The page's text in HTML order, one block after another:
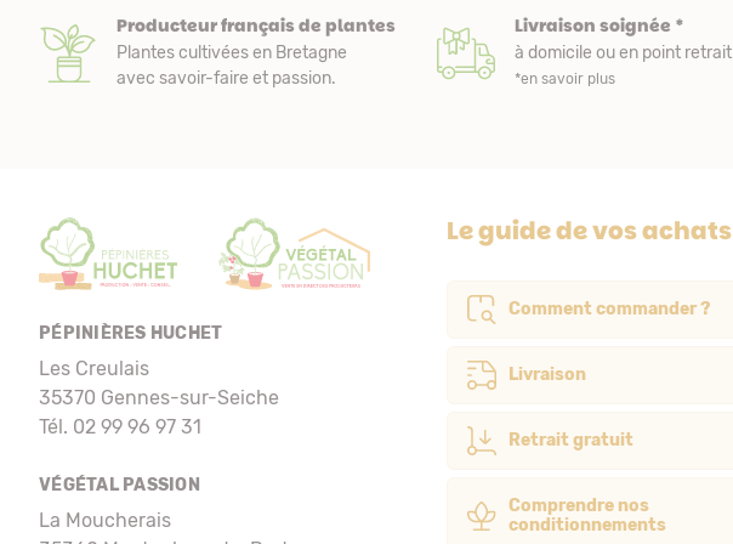
Producteur français de plantes
Plantes cultivées en Bretagne
avec savoir-faire et passion.
Livraison soignée *
à domicile ou en point retrait
*en savoir plus
Le guide de vos achats
Comment commander ?
Livraison
Retrait gratuit
Comprendre nos
conditionnements
PÉPINIÈRES HUCHET
Les Creulais
35370 Gennes-sur-Seiche
Tél. 02 99 96 97 31
VÉGÉTAL PASSION
La Moucherais